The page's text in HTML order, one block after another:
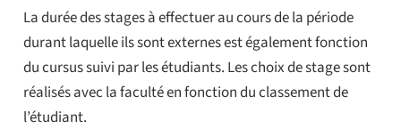
La durée des stages à effectuer au cours de la période
durant laquelle ils sont externes est également fonction
du cursus suivi par les étudiants. Les choix de stage sont
réalisés avec la faculté en fonction du classement de
l’étudiant.